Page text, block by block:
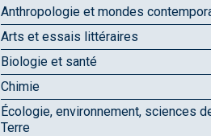
Anthropologie et mondes
Arts et essais littéraires
Biologie et santé
Chimie
Écologie, environnement, sciences
Terre